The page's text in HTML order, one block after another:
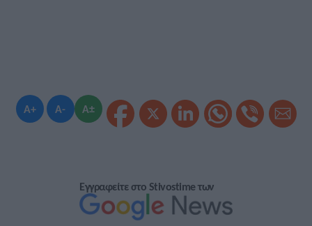
A+ A- A±
Εγγραφείτε στο Stivostime των